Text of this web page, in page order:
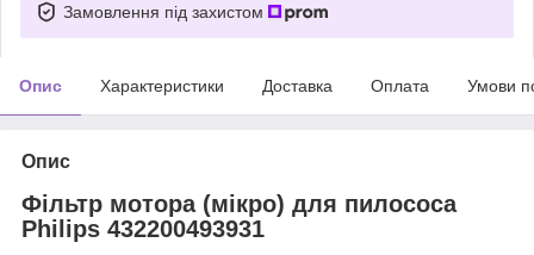
Замовлення під захистом
Опис Характеристики Доставка Оплата Умови
Опис
Фільтр мотора (мікро) для пилососа
Philips 432200493931